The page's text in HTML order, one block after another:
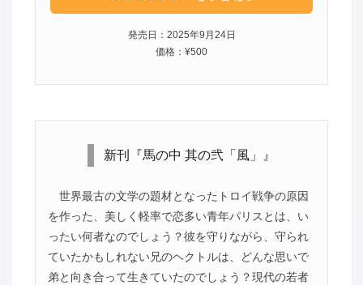
発売日：2025年9月24日
価格：¥500
新刊『馬の中 其の弐「風」』
世界最古の文学の題材となったトロイ戦争の原因
を作った、美しく軽率で恋多い青年パリスとは、い
ったい何者なのでしょう？彼を守りながら、守られ
ていたかもしれない兄のヘクトルは、どんな思いで
弟と向き合って生きていたのでしょう？現代の若者